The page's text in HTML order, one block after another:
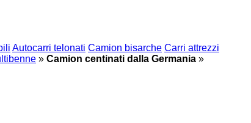
Autocarri telonati Camion bisarche Carri attrezzi
» Camion centinati dalla Germania »